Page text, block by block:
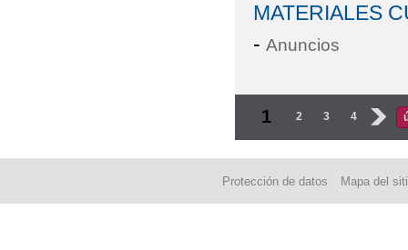
MATERIALES
- Anuncios
Páginas
1 2 3 4 ›
Protección de datos Mapa del